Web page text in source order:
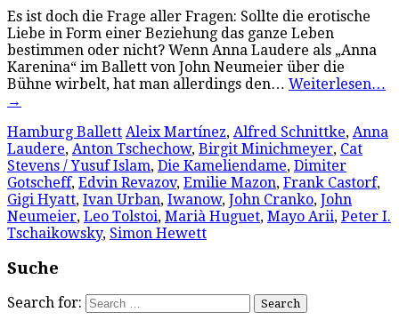
Es ist doch die Frage aller Fragen: Sollte die erotische
Liebe in Form einer Beziehung das ganze Leben
bestimmen oder nicht? Wenn Anna Laudere als „Anna
Karenina“ im Ballett von John Neumeier über die
Bühne wirbelt, hat man allerdings den… Weiterlesen…
→
Hamburg Ballett Aleix Martínez, Alfred Schnittke, Anna
Laudere, Anton Tschechow, Birgit Minichmeyer, Cat
Stevens / Yusuf Islam, Die Kameliendame, Dimiter
Gotscheff, Edvin Revazov, Emilie Mazon, Frank Castorf,
Gigi Hyatt, Ivan Urban, Iwanow, John Cranko, John
Neumeier, Leo Tolstoi, Marià Huguet, Mayo Arii, Peter I.
Tschaikowsky, Simon Hewett
Suche
Search for: